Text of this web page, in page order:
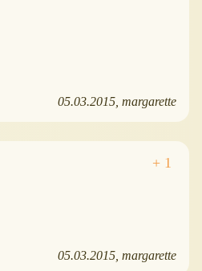
05.03.2015 margarette
05.03.2015 margarette